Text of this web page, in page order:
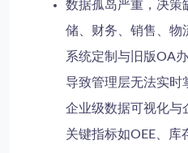
数据孤岛严重，决策
储、财务、销售、物
系统定制与旧版OA
导致管理层无法实时
企业级数据可视化与
关键指标如OEE、库